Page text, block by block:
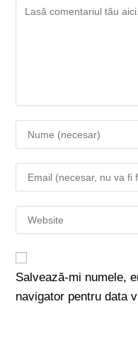
Salvează-mi numele,
navigator pentru data